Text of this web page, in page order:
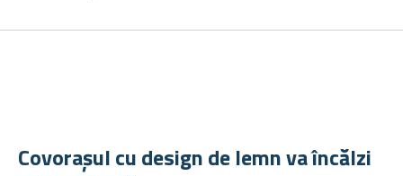
Covorașul cu design de lemn va încălzi